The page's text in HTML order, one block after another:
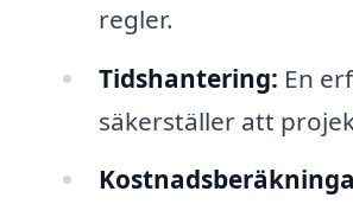
regler.
Tidshantering: En
säkerställer att